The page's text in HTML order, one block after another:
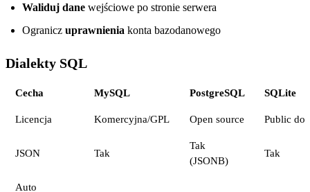
Waliduj dane wejściowe po stronie serwera
Ogranicz uprawnienia konta bazodanowego
Dialekty SQL
Cecha MySQL PostgreSQL SQLite
Licencja Komercyjna/GPL Open source Public
JSON Tak
Tak
(JSONB)
Tak
Auto